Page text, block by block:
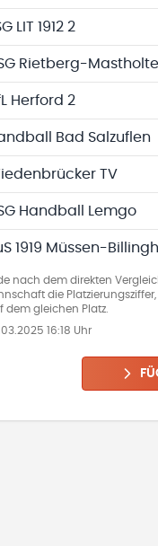
LIT 1912 2
Rietberg-Mastholte
Herford 2
Bad Salzuflen
TV
Handball Lemgo
1919 Müssen-
nach dem direkten
die
dem gleichen Platz.
16:18 Uhr